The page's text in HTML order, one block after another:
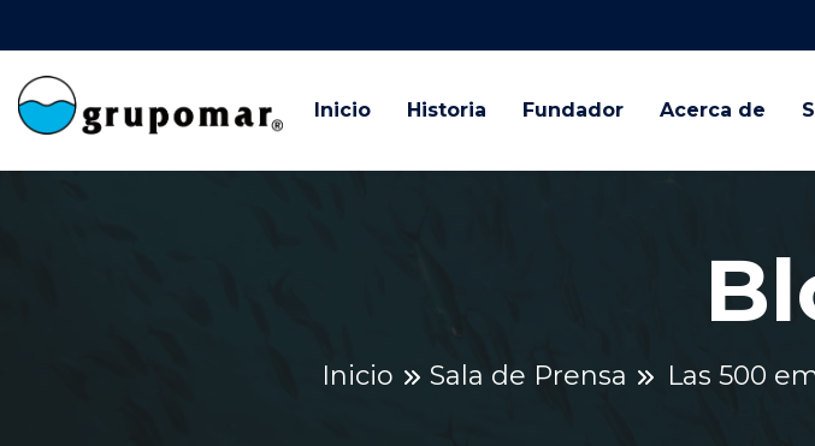
Inicio Historia Fundador Acerca de
Inicio Sala de Prensa Las 500